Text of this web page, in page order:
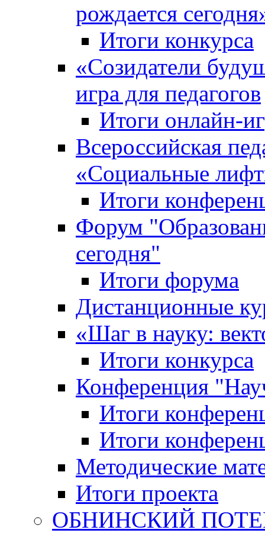
рождается
Итоги конкурса
«Cозидатели
игра для педагогов
Итоги онлайн-
Всероссийская
«Cоциальные
Итоги
Форум
сегодня"
Итоги форума
Дистанционные
«Шаг в науку:
Итоги конкурса
Конференция
Итоги
Итоги
Методические
Итоги проекта
ОБНИНСКИЙ